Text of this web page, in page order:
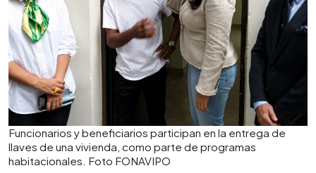
Funcionarios y beneficiarios participan en la entrega de
llaves de una vivienda, como parte de programas
habitacionales. Foto FONAVIPO